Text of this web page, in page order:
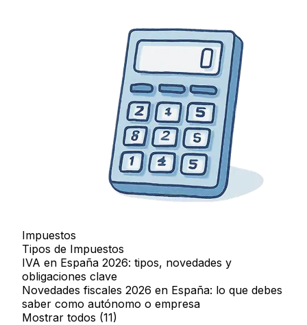
Impuestos
Tipos de Impuestos
IVA en España 2026: tipos, novedades y
obligaciones clave
Novedades fiscales 2026 en España: lo que debes
saber como autónomo o empresa
Mostrar todos (11)